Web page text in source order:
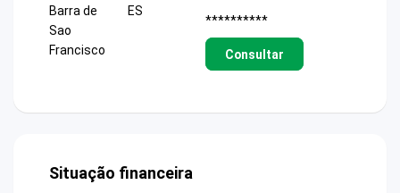
Barra de
Sao
Francisco
ES
**********
Consultar
Situação financeira